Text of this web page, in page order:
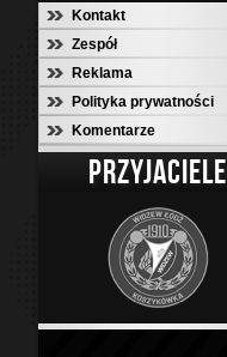
Kontakt
Zespół
Reklama
Polityka prywatności
Komentarze
PRZYJACIELE